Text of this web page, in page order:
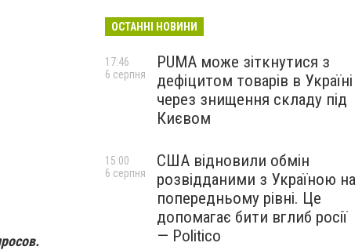
ОСТАННІ НОВИНИ
PUMA може зіткнутися з
дефіцитом товарів в Україні
через знищення складу під
Києвом
17:46
6 серпня
США відновили обмін
розвідданими з Україною на
попередньому рівні. Це
допомагає бити вглиб росії
— Politico
15:00
6 серпня